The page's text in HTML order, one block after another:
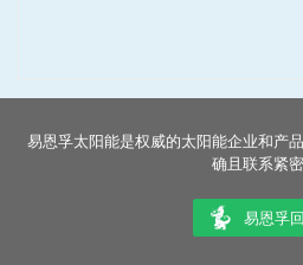
易恩孚太阳能是权威的太阳能企业和产
确且联系紧密
易恩孚